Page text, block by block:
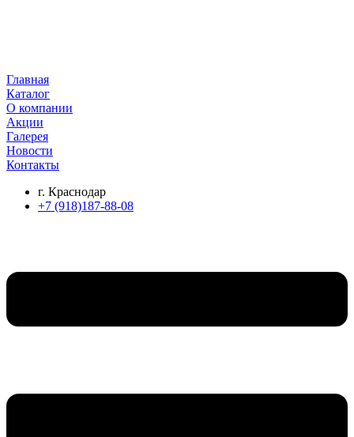
Главная
Каталог
О компании
Акции
Галерея
Новости
Контакты
г. Краснодар
+7 (918)187-88-08